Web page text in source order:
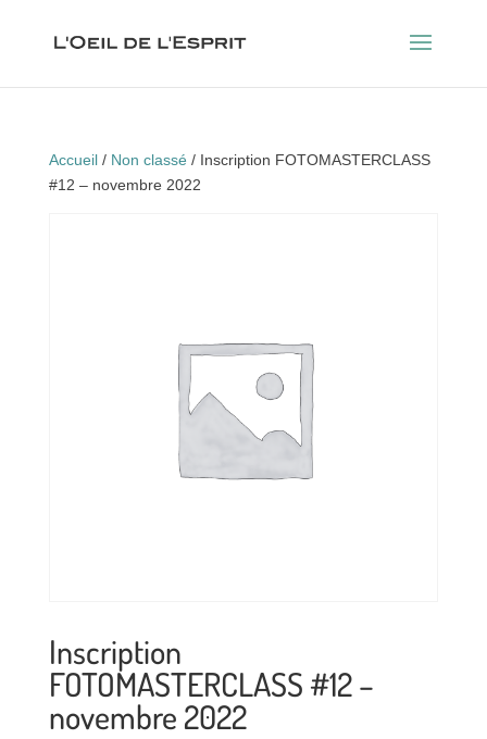
Accueil/ Non classé/ Inscription FOTOMASTERCLASS
#12 – novembre 2022
Inscription
FOTOMASTERCLASS #12 –
novembre 2022